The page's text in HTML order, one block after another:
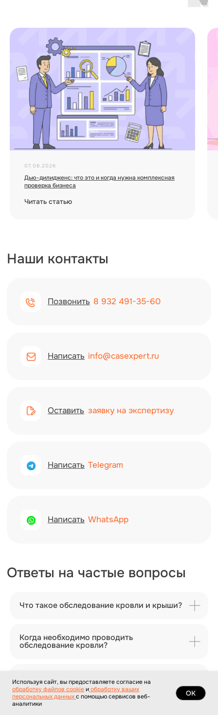
07.08.2026
Дью-дилидженс: что это и когда нужна комплексная
проверка бизнеса
Читать статью
Что такое обследование кровли и крыши?
Когда необходимо проводить
обследование кровли?
Опасны ли повреждения крыши?
Используя сайт, вы предоставляете согласие на
обработку файлов cookieиобработку ваших
персональных данныхс помощью сервисов веб-
аналитики
ОК